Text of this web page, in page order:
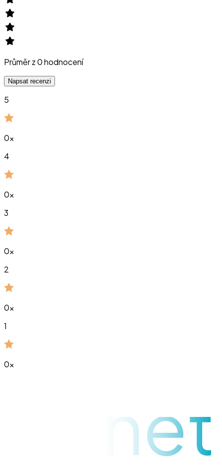
Průměr z0hodnocení
Napsat recenzi
5
0x
4
0x
3
0x
2
0x
1
0x
raynet